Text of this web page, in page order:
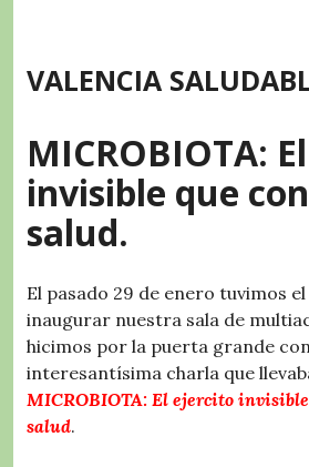
content
VALENCIA
MICROBIOTA:
invisible que
salud.
El pasado 29 de enero tuvimos
inaugurar nuestra sala de
hicimos por la puerta grande
interesantísima charla que
MICROBIOTA: El ejercito
salud.